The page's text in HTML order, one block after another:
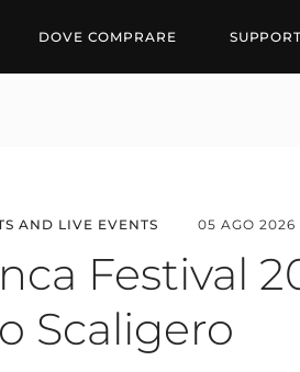
DOVE COMPRARE
AND LIVE EVENTS 05 AGO 2026
Festival
Scaligero